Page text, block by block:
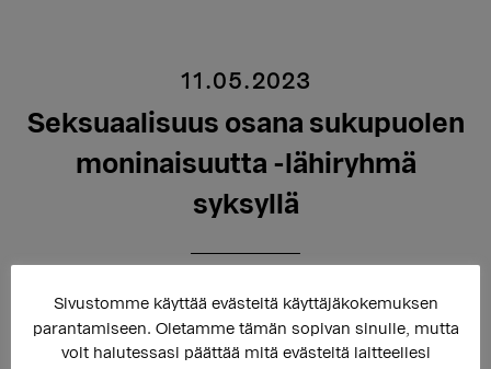
11.05.2023
Seksuaalisuus osana sukupuolen
moninaisuutta -lähiryhmä
syksyllä
Sivustomme käyttää evästeitä käyttäjäkokemuksen
parantamiseen. Oletamme tämän sopivan sinulle, mutta
voit halutessasi päättää mitä evästeitä laitteellesi